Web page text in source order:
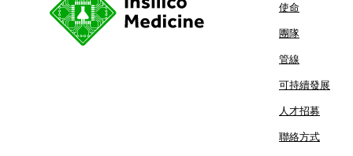
使命
團隊
管線
可持續發展
人才招募
聯絡方式